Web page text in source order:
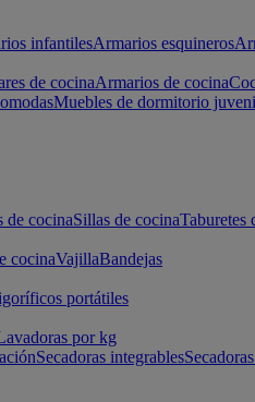
infantilesArmarios esquineros
de cocinaArmarios de cocina
Muebles de dormitorio
de cocinaSillas de cocinaTaburetes
cocinaVajillaBandejas
portátiles
por kg
Secadoras integrables